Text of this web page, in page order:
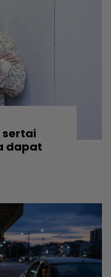
sertai
dapat